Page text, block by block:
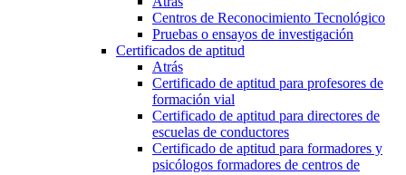
Centros de Reconocimiento Tecnológico
Pruebas o ensayos de investigación
Certificados de aptitud
Atrás
Certificado de aptitud para profesores de
formación vial
Certificado de aptitud para directores de
escuelas de conductores
Certificado de aptitud para formadores y
psicólogos formadores de centros de